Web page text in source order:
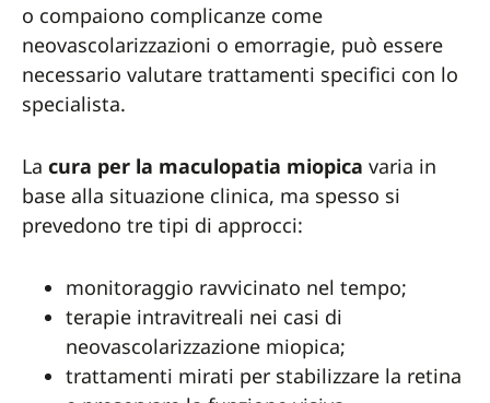
o compaiono complicanze come
neovascolarizzazioni o emorragie, può essere
necessario valutare trattamenti specifici con lo
specialista.
La cura per la maculopatia miopica varia in
base alla situazione clinica, ma spesso si
prevedono tre tipi di approcci:
monitoraggio ravvicinato nel tempo;
terapie intravitreali nei casi di
neovascolarizzazione miopica;
trattamenti mirati per stabilizzare la retina